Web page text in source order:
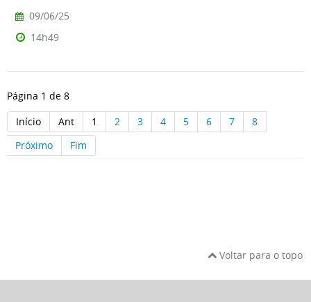
09/06/25
14h49
Página 1 de 8
Início
Ant 1 2 3 4 5 6 7
8
Próximo
Fim
Voltar para o topo